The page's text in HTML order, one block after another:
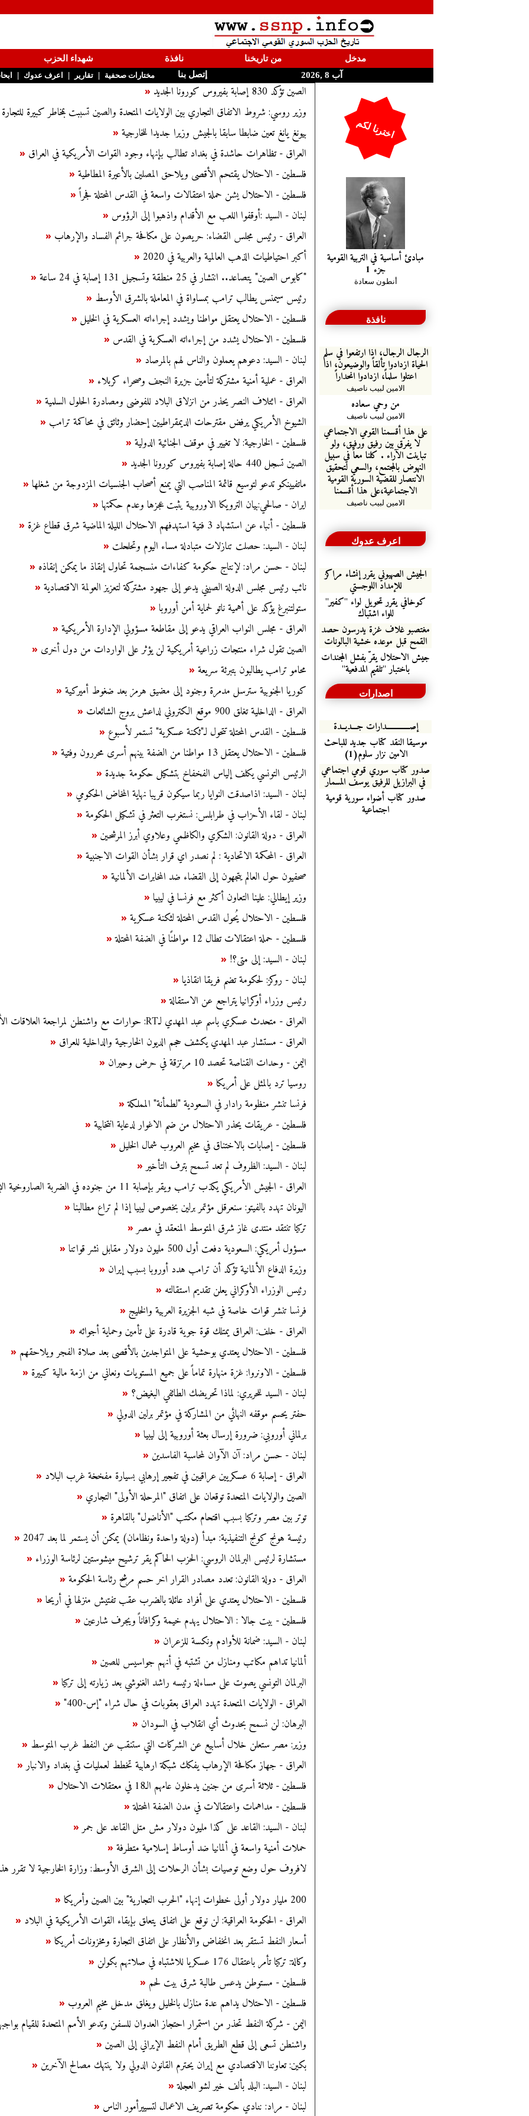
مدخل من تاريخنا نافذة
شهداء الحزب
آب 8 ,2026
إتصل بنا مختارات صحفية | تقارير | اعرف عدوك |
اخترنا لكم
مبادئ أساسية في التربية القومية
جزء 1
أنطون سعادة
نافذة
الرجال الرجال، اذا ارتفعوا في سلم
الحياة ازدادوا تألقاً والوضيعون، اذا
اعتلوا سلماً، ازدادوا انحداراً
الامين لبيب ناصيف
من وحي سعاده
الامين لبيب ناصيف
على هذا أقسمنا القومي الاجتماعي
لا يفرّق بين رفيق ورفيق، ولو
تباينت الآراء . كلنا معاً في سبيل
النهوض بالمجتمع، والسعي لتحقيق
الانتصار للقضية السورية القومية
الاجتماعية،على هذا أقسمنا
الامين لبيب ناصيف
اعرف عدوك
الجيش الصهيوني يقرر إنشاء مراكز
للإمداد اللوجستي
كوخافي يقرر تحويل لواء "كفير"
للواء اشتباك
مغتصبو غلاف غزة يدرسون حصد
القمح قبل موعده خشية البالونات
جيش الاحتلال يقرّ بفشل المجندات
باختبار "تلقيم المدفعية"
اصدارات
إصـــــــــــــدارات جـــديــدة
موسيقا النقد كتاب جديد للباحث
الامين نزار سلوم(1)
صدور كتاب سوري قومي اجتماعي
في البرازيل للرفيق يوسف المسمار
صدور كتاب أضواء سورية قومية
اجتماعية
الصين تؤكد 830 إصابة بفيروس كورونا الجديد «
وزير روسي: شروط الاتفاق التجاري بين الولايات المتحدة والصين تسببت بمخاطر كبيرة للتجارة
بيونغ يانغ تعين ضابطا سابقا بالجيش وزيرا جديدا للخارجية «
العراق - تظاهرات حاشدة في بغداد تطالب بإنهاء وجود القوات الأمريكية في العراق «
فلسطين - الاحتلال يقتحم الأقصى ويلاحق المصلين بالأعيرة المطاطية «
فلسطين - الاحتلال يشن حملة اعتقالات واسعة في القدس المحتلة فجراً«
لبنان - السيد :أوقفوا اللعب مع الأقدام واذهبوا إلى الرؤوس «
العراق - رئيس مجلس القضاء: حريصون على مكافحة جرائم الفساد والإرهاب «
أكبر احتياطيات الذهب العالمية والعربية في 2020 «
"كابوس الصين" يتصاعد.. انتشار في 25 منطقة وتسجيل 131 إصابة في 24 ساعة «
رئيس سيمنس يطالب ترامب بمساواة في المعاملة بالشرق الأوسط «
فلسطين - الاحتلال يعتقل مواطنا ويشدد إجراءاته العسكرية في الخليل «
فلسطين - الاحتلال يشدد من إجراءاته العسكرية في القدس «
لبنان - السيد: دعوهم يعملون والناس لهم بالمرصاد «
العراق - عملية أمنية مشتركة لتأمين جزيرة النجف وصحراء كربلاء «
العراق - ائتلاف النصر يحذر من انزلاق البلاد للفوضى ومصادرة الحلول السلمية «
الشيوخ الأمريكي يرفض مقترحات الديمقراطيين إحضار وثائق في محاكمة ترامب «
فلسطين - الخارجية: لا تغيير في موقف الجنائية الدولية «
الصين تسجل 440 حالة إصابة بفيروس كورونا الجديد «
ماتفيينكو تدعو لتوسيع قائمة المناصب التي يمنع أصحاب الجنسيات المزدوجة من شغلها «
ايران - صالحي:بيان الترويكا الاوروبية يثبت عجزها وعدم حكمتها «
فلسطين - أنباء عن استشهاد 3 فتية استهدفهم الاحتلال الليلة الماضية شرق قطاع غزة «
لبنان - السيد: حصلت تنازلات متبادلة مساء اليوم وتحلحلت «
لبنان - حسن مراد: لإنتاج حكومة كفاءات منسجمة تحاول إنقاذ ما يمكن إنقاذه «
نائب رئيس مجلس الدولة الصيني يدعو إلى جهود مشتركة لتعزيز العولمة الاقتصادية «
ستولتنبرغ يؤكد على أهمية ناتو لحماية أمن أوروبا «
العراق - مجلس النواب العراقي يدعو إلى مقاطعة مسؤولي الإدارة الأمريكية «
الصين تقول شراء منتجات زراعية أمريكية لن يؤثر على الواردات من دول أخرى «
محامو ترامب يطالبون بتبرئة سريعة «
كوريا الجنوبية سترسل مدمرة وجنود إلى مضيق هرمز بعد ضغوط أميركية «
العراق - الداخلية تغلق 900 موقع الكتروني لداعش يروج الشائعات «
فلسطين - القدس المحتلة تتحول لـ"ثكنة عسكرية" تستمر لأسبوع «
فلسطين - الاحتلال يعتقل 13 مواطنا من الضفة بينهم أسرى محررون وفتية «
الرئيس التونسي يكلف إلياس الفخفاخ بتشكيل حكومة جديدة «
لبنان - السيد: اذاصدقت النوايا ربما سيكون قريبا نهاية المخاض الحكومي «
لبنان - لقاء الأحزاب في طرابلس: نستغرب التعثر في تشكيل الحكومة «
العراق - دولة القانون: الشكري والكاظمي وعلاوي أبرز المرشحين «
العراق - المحكمة الاتحادية : لم نصدر اي قرار بشأن القوات الاجنبية «
صحفيون حول العالم يتجهون إلى القضاء ضد المخابرات الألمانية «
وزير إيطالي: علينا التعاون أكثر مع فرنسا في ليبيا «
فلسطين - الاحتلال يُحول القدس المحتلة لثكنة عسكرية «
فلسطين - حملة اعتقالات تطال 12 مواطنًا في الضفة المحتلة «
لبنان - السيد: إلى متى؟! «
لبنان - روكز: لحكومة تضم فريقا انقاذيا «
رئيس وزراء أوكرانيا يتراجع عن الاستقالة«
العراق - متحدث عسكري باسم عبد المهدي لـRT: حوارات مع واشنطن لمراجعة العلاقات الأمنية
العراق - مستشار عبد المهدي يكشف حجم الديون الخارجية والداخلية للعراق «
اليمن - وحدات القناصة تحصد 10 مرتزقة في حرض وحيران «
روسيا ترد بالمثل على أمريكا «
فرنسا تنشر منظومة رادار في السعودية "لطمأنة" المملكة«
فلسطين - عريقات يحذر الاحتلال من ضم الاغوار لدعاية انتخابية «
فلسطين - إصابات بالاختناق في مخيم العروب شمال الخليل «
لبنان - السيد: الظروف لم تعد تسمح بترف التأخير«
العراق - الجيش الأمريكي يكذب ترامب ويقر بإصابة 11 من جنوده في الضربة الصاروخية الإيرانية
اليونان تهدد بالفيتو: سنعرقل مؤتمر برلين بخصوص ليبيا إذا لم تراع مطالبنا «
تركيا تنتقد منتدى غاز شرق المتوسط المنعقد في مصر«
مسؤول أمريكي: السعودية دفعت أول 500 مليون دولار مقابل نشر قواتنا «
وزيرة الدفاع الألمانية تؤكد أن ترامب هدد أوروبا بسبب إيران «
رئيس الوزراء الأوكراني يعلن تقديم استقالته «
فرنسا تنشر قوات خاصة في شبه الجزيرة العربية والخليج «
العراق - خلف: العراق يمتلك قوة جوية قادرة على تأمين وحماية أجوائه «
فلسطين - الاحتلال يعتدي بوحشية على المتواجدين بالأقصى بعد صلاة الفجر ويلاحقهم «
فلسطين - الاونروا: غزة منهارة تماماً على جميع المستويات ونعاني من ازمة مالية كبيرة «
لبنان - السيد للحريري: لماذا تحريضك الطائفي البغيض؟ «
حفتر يحسم موقفه النهائي من المشاركة في مؤتمر برلين الدولي «
برلماني أوروبي: ضرورة إرسال بعثة أوروبية إلى ليبيا «
لبنان - حسن مراد: آن الآوان لمحاسبة الفاسدين «
العراق - إصابة 6 عسكريين عراقيين في تفجير إرهابي بسيارة مفخخة غرب البلاد «
الصين والولايات المتحدة توقعان على اتفاق "المرحلة الأولى" التجاري «
توتر بين مصر وتركيا بسبب اقتحام مكتب "الأناضول" بالقاهرة «
رئيسة هونج كونج التنفيذية: مبدأ (دولة واحدة ونظامان) يمكن أن يستمر لما بعد 2047 «
مستشارة لرئيس البرلمان الروسي: الحزب الحاكم يقر ترشيح ميشوستين لرئاسة الوزراء «
العراق - دولة القانون: تعدد مصادر القرار اخر حسم مرشح رئاسة الحكومة «
فلسطين - الاحتلال يعتدي على أفراد عائلة بالضرب عقب تفتيش منزلها في أريحا «
فلسطين - بيت جالا : الاحتلال يهدم خيمة وكرافاناً ويجرف شارعين «
لبنان - السيد: ضمانة للأوادم ونكسة للزعران «
ألمانيا تداهم مكاتب ومنازل من تشتبه في أنهم جواسيس للصين «
البرلمان التونسي يصوت على مساءلة رئيسه راشد الغنوشي بعد زيارته إلى تركيا «
العراق - الولايات المتحدة تهدد العراق بعقوبات في حال شراء "إس-400" «
البرهان: لن نسمح بحدوث أي انقلاب في السودان «
وزير: مصر ستعلن خلال أسابيع عن الشركات التي ستنقب عن النفط غرب المتوسط «
العراق - جهاز مكافحة الإرهاب يفكك شبكة ارهابية تخطط لعمليات في بغداد والانبار«
فلسطين - ثلاثة أسرى من جنين يدخلون عامهم الـ18 في معتقلات الاحتلال «
فلسطين - مداهمات واعتقالات في مدن الضفة المحتلة«
لبنان - السيد: القاعد على كذا مليون دولار مش متل القاعد على جمر«
حملات أمنية واسعة في ألمانيا ضد أوساط إسلامية متطرفة «
لافروف حول وضع توصيات بشأن الرحلات إلى الشرق الأوسط: وزارة الخارجية لا تقرر
200 مليار دولار أولى خطوات إنهاء "الحرب التجارية" بين الصين وأمريكا
«
العراق - الحكومة العراقية: لن نوقع على اتفاق يتعلق بإبقاء القوات الأمريكية في البلاد «
أسعار النفط تستقر بعد انخفاض والأنظار على اتفاق التجارة ومخزونات أمريكا «
وكالة: تركيا تأمر باعتقال 176 عسكريا للاشتباه في صلاتهم بكولن «
فلسطين - مستوطن يدعس طالبة شرق بيت لحم «
فلسطين - الاحتلال يداهم عدة منازل بالخليل ويغلق مدخل مخيم العروب «
اليمن - شركة النفط تحذر من استمرار احتجاز العدوان للسفن وتدعو الأمم المتحدة للقيام
واشنطن تسعى إلى قطع الطريق أمام النفط الإيراني إلى الصين «
بكين: تعاوننا الاقتصادي مع إيران يحترم القانون الدولي ولا ينتهك مصالح الآخرين «
لبنان - السيد: البلد بألف خير لشو العجلة«
لبنان - مراد: ننادي حكومة تصريف الاعمال لتسييرأمور الناس «